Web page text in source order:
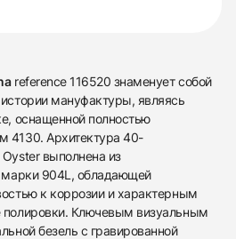
reference 116520 знаменует собой
мануфактуры, являясь
оснащенной полностью
4130. Архитектура 40-
выполнена из
марки 904L, обладающей
к коррозии и характерным
Ключевым визуальным
безель с гравированной